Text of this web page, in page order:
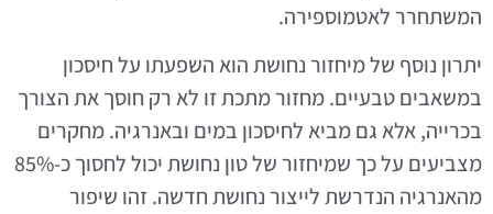
המשתחרר לאטמוספירה.
יתרון נוסף של מיחזור נחושת הוא השפעתו על חיסכון
במשאבים טבעיים. מחזור מתכת זו לא רק חוסך את הצורך
בכרייה, אלא גם מביא לחיסכון במים ובאנרגיה. מחקרים
מצביעים על כך שמיחזור של טון נחושת יכול לחסוך כ-85%
מהאנרגיה הנדרשת לייצור נחושת חדשה. זהו שיפור